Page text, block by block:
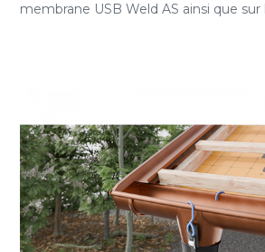
membrane USB Weld AS ainsi que sur